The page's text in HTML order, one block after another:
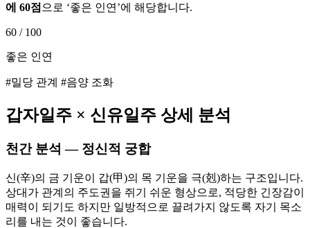
에 60점 으로 ‘좋은 인연 ’에 해당합니다.
60 / 100
좋은 인연
#밀당 관계 #음양 조화
갑자일주 × 신유일주 상세 분석
천간 분석 — 정신적 궁합
신(辛)의 금 기운이 갑(甲)의 목 기운을 극(剋)하는 구조입니다.
상대가 관계의 주도권을 쥐기 쉬운 형상으로, 적당한 긴장감이
매력이 되기도 하지만 일방적으로 끌려가지 않도록 자기 목소
리를 내는 것이 좋습니다.